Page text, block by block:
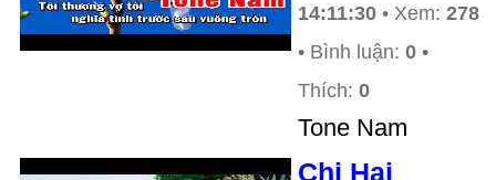
14:11:30 • Xem: 278
• Bình luận: 0 •
Thích: 0
Tone Nam
Chị Hai